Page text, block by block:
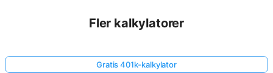
Fler kalkylatorer
Gratis 401k-kalkylator